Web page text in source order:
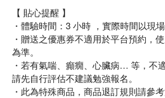
【 貼心提醒 】
・體驗時間：3 小時 ，實際時間以現場
・贈送之優惠券不適用於平台預約，
為準。
・若有氣喘、癲癇、心臟病… 等，不
請先自行評估不建議勉強報名。
・此為特殊商品，商品退訂規則請參考